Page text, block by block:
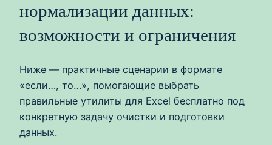
нормализации данных:
возможности и ограничения
Ниже — практичные сценарии в формате
«если…, то…», помогающие выбрать
правильные утилиты для Excel бесплатно под
конкретную задачу очистки и подготовки
данных.